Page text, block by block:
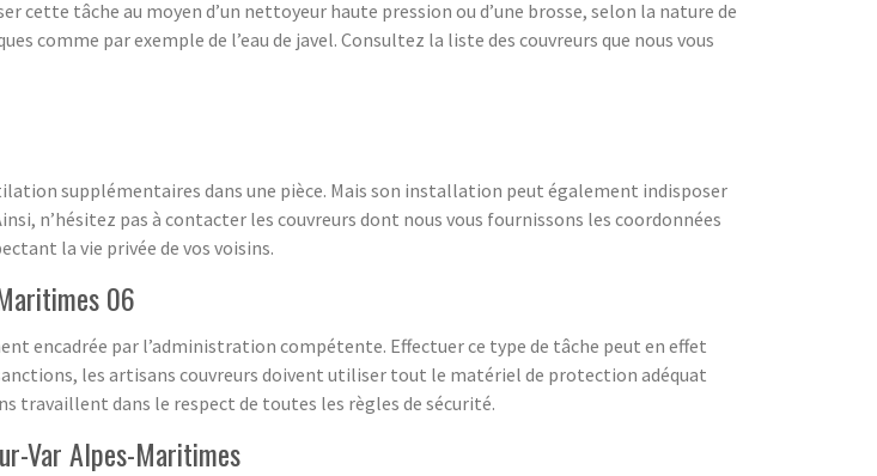
tâche au moyen d’un nettoyeur haute pression ou d’une brosse, selon la nature de
comme par exemple de l’eau de javel. Consultez la liste des couvreurs que nous vous
supplémentaires dans une pièce. Mais son installation peut également indisposer
n’hésitez pas à contacter les couvreurs dont nous vous fournissons les coordonnées
la vie privée de vos voisins.
06
encadrée par l’administration compétente. Effectuer ce type de tâche peut en effet
les artisans couvreurs doivent utiliser tout le matériel de protection adéquat
travaillent dans le respect de toutes les règles de sécurité.
Var Alpes-Maritimes